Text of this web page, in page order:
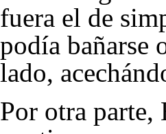
fuera el de
podía bañarse
lado,
Por otra parte,